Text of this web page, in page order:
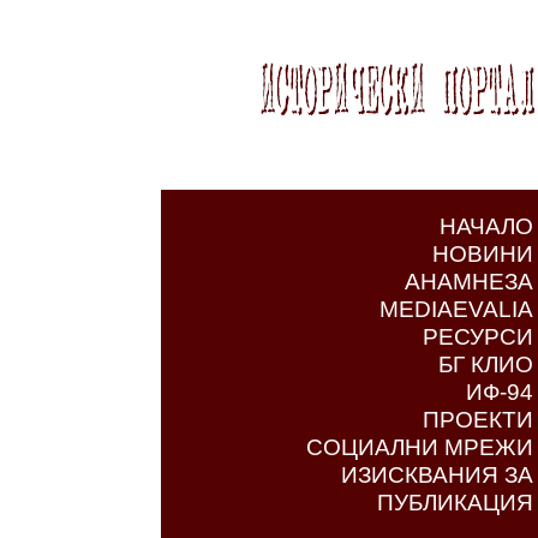
НАЧАЛО
НОВИНИ
АНАМНЕЗА
MEDIAEVALIA
РЕСУРСИ
БГ КЛИО
ИФ-94
ПРОЕКТИ
СОЦИАЛНИ МРЕЖИ
ИЗИСКВАНИЯ ЗА
ПУБЛИКАЦИЯ